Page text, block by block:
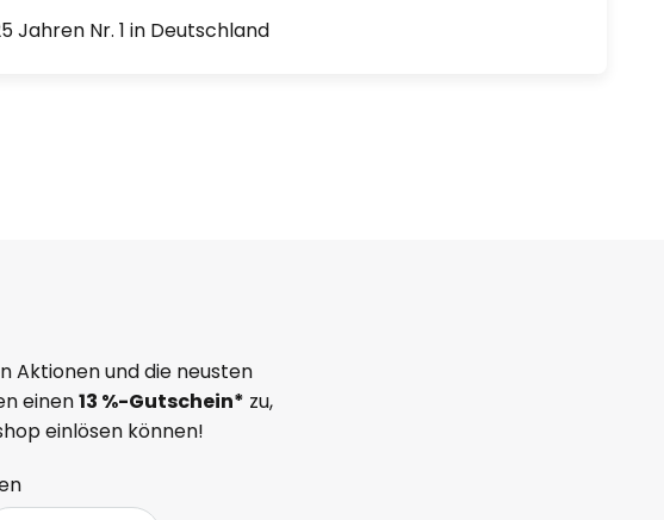
Jahren Nr. 1 in Deutschland
Aktionen und die neusten
einen13 %-Gutschein* zu,
einlösen können!